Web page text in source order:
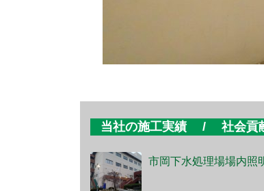
当社の施工実績 / 社会貢
市岡下水処理場場内照